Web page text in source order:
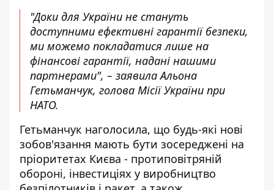
"Доки для України не стануть
доступними ефективні гарантії безпеки,
ми можемо покладатися лише на
фінансові гарантії, надані нашими
партнерами", – заявила Альона
Гетьманчук, голова Місії України при
НАТО.
Гетьманчук наголосила, що будь-які нові
зобов'язання мають бути зосереджені на
пріоритетах Києва - протиповітряній
обороні, інвестиціях у виробництво